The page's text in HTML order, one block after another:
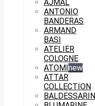
AJMAL
ANTONIO
BANDERAS
ARMAND
BASI
ATELIER
COLOGNE
ATOMI new
ATTAR
COLLECTION
BALDESSARINI